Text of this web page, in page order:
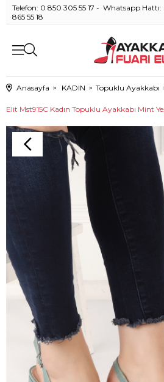
Telefon: 0 850 305 55 17 - Whatsapp Hattı:
865 55 18
Anasayfa KADIN Topuklu Ayakkabı
Elit Mst915C Kadın Topuklu Ayakkabı Mint